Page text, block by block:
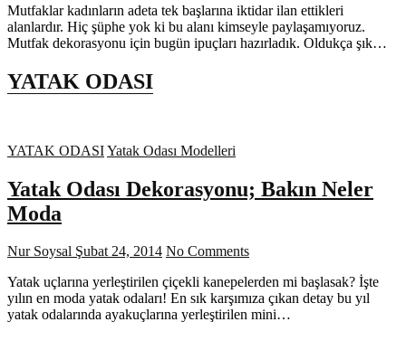
Mutfaklar kadınların adeta tek başlarına iktidar ilan ettikleri
alanlardır. Hiç şüphe yok ki bu alanı kimseyle paylaşamıyoruz.
Mutfak dekorasyonu için bugün ipuçları hazırladık. Oldukça şık…
YATAK ODASI
YATAK ODASIYatak Odası Modelleri
Yatak Odası Dekorasyonu; Bakın Neler
Moda
Nur Soysal Şubat 24, 2014 No Comments
Yatak uçlarına yerleştirilen çiçekli kanepelerden mi başlasak? İşte
yılın en moda yatak odaları! En sık karşımıza çıkan detay bu yıl
yatak odalarında ayakuçlarına yerleştirilen mini…